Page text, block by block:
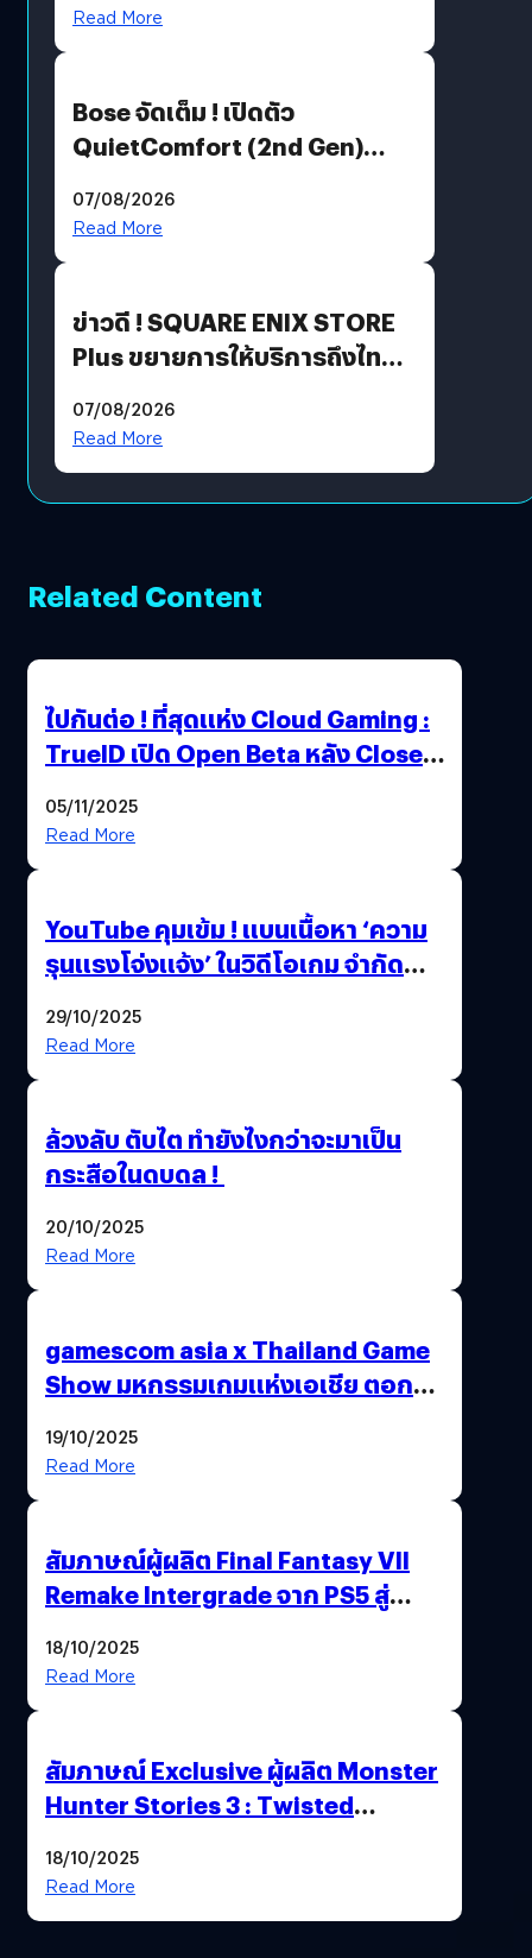
Read More
Bose จัดเต็ม ! เปิดตัว
QuietComfort (2nd Gen)
07/08/2026
Read More
ข่าวดี ! SQUARE ENIX STORE
Plus ขยายการให้บริการถึงไทย
โดยตรง
07/08/2026
Read More
Related Content
ไปกันต่อ ! ที่สุดแห่ง Cloud Gaming :
TrueID เปิด Open Beta หลัง Close
Thailand Game Show 2025 ทะลุ 15
05/11/2025
Read More
YouTube คุมเข้ม ! แบนเนื้อหา ‘ความ
รุนแรงโจ่งแจ้ง’ ในวิดีโอเกม จำกัด
29/10/2025
Read More
ล้วงลับ ตับไต ทำยังไงกว่าจะมาเป็น
กระสือในดบดล !
20/10/2025
Read More
gamescom asia x Thailand Game
Show มหกรรมเกมแห่งเอเชีย ตอกย้ำ
พาณิชย์ร่วมชูความสำเร็จ
19/10/2025
Read More
สัมภาษณ์ผู้ผลิต Final Fantasy VII
Remake Intergrade จาก PS5 สู่
18/10/2025
Read More
สัมภาษณ์ Exclusive ผู้ผลิต Monster
Hunter Stories 3 : Twisted
สวยฉ่ำ !
18/10/2025
Read More